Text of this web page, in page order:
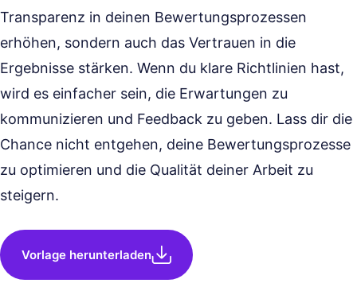
Transparenz in deinen Bewertungsprozessen
erhöhen, sondern auch das Vertrauen in die
Ergebnisse stärken. Wenn du klare Richtlinien hast,
wird es einfacher sein, die Erwartungen zu
kommunizieren und Feedback zu geben. Lass dir die
Chance nicht entgehen, deine Bewertungsprozesse
zu optimieren und die Qualität deiner Arbeit zu
steigern.
Vorlage herunterladen